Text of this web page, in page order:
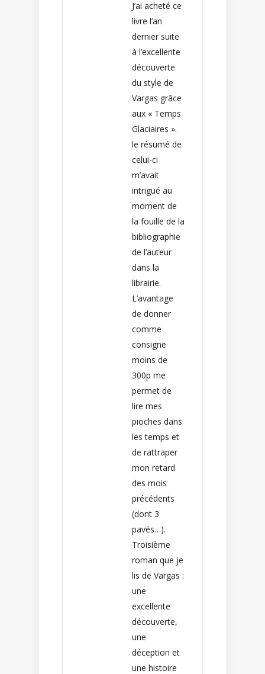
J’ai acheté ce
livre l’an
dernier suite
à l’excellente
découverte
du style de
Vargas grâce
aux « Temps
Glaciaires ».
le résumé de
celui-ci
m’avait
intrigué au
moment de
la fouille de la
bibliographie
de l’auteur
dans la
librairie.
L’avantage
de donner
comme
consigne
moins de
300p me
permet de
lire mes
pioches dans
les temps et
de rattraper
mon retard
des mois
précédents
(dont 3
pavés…).
Troisième
roman que je
lis de Vargas :
une
excellente
découverte,
une
déception et
une histoire